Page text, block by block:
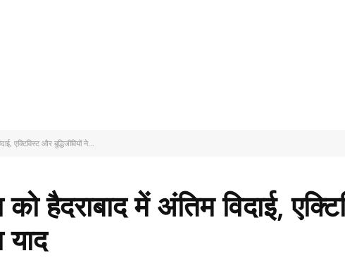
एक्टिविस्ट और बुद्धिजीवियों ने...
को हैदराबाद में अंतिम विदाई,
याद